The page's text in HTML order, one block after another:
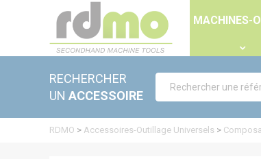
MACHINES-
RECHERCHER
UN ACCESSOIRE
RDMO > Accessoires-Outillage Universels >